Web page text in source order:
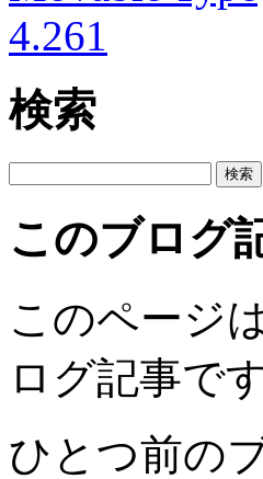
検索
このブログ
このページ
ログ記事です
ひとつ前の